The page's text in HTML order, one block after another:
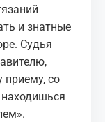
и знатные
Судья
приему, со